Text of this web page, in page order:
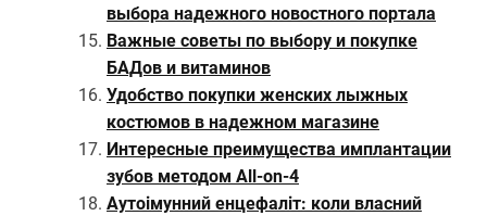
выбора надежного новостного портала
Важные советы по выбору и покупке
БАДов и витаминов
Удобство покупки женских лыжных
костюмов в надежном магазине
Интересные преимущества имплантации
зубов методом All-on-4
Аутоімунний енцефаліт: коли власний